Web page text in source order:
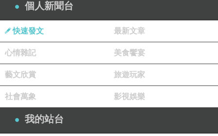
個人新聞台
快速發文 最新文章
心情雜記 美食饗宴
藝文欣賞 旅遊玩家
社會萬象 影視娛樂
我的站台